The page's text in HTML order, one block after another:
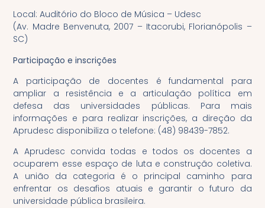
Local: Auditório do Bloco de Música – Udesc
(Av. Madre Benvenuta, 2007 – Itacorubi, Florianópolis –
SC)
Participação e inscrições
A participação de docentes é fundamental para
ampliar a resistência e a articulação política em
defesa das universidades públicas. Para mais
informações e para realizar inscrições, a direção da
Aprudesc disponibiliza o telefone: (48) 98439-7852.
A Aprudesc convida todas e todos os docentes a
ocuparem esse espaço de luta e construção coletiva.
A união da categoria é o principal caminho para
enfrentar os desafios atuais e garantir o futuro da
universidade pública brasileira.